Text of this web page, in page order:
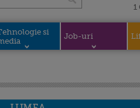
1
si
Job-uri